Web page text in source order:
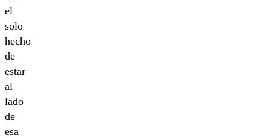
el
solo
hecho
de
estar
al
lado
de
esa